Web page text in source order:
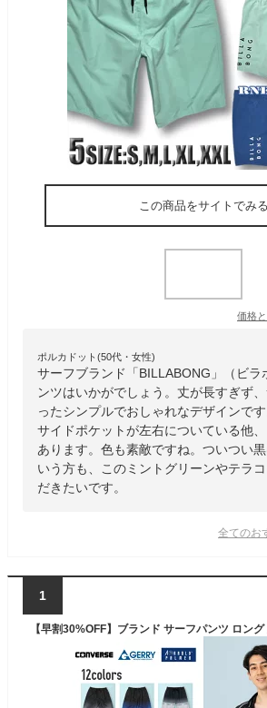
この商品をサイトでみる
価格
ポルカドット(50代・女性)
サーフブランド「BILLABONG」（ビラ
ンツはいかがでしょう。丈が長すぎず
ったシンプルでおしゃれなデザインで
サイドポケットが左右についている他
あります。色も素敵ですね。ついつい
いう方も、このミントグリーンやテラ
だきたいです。
全てのお
1